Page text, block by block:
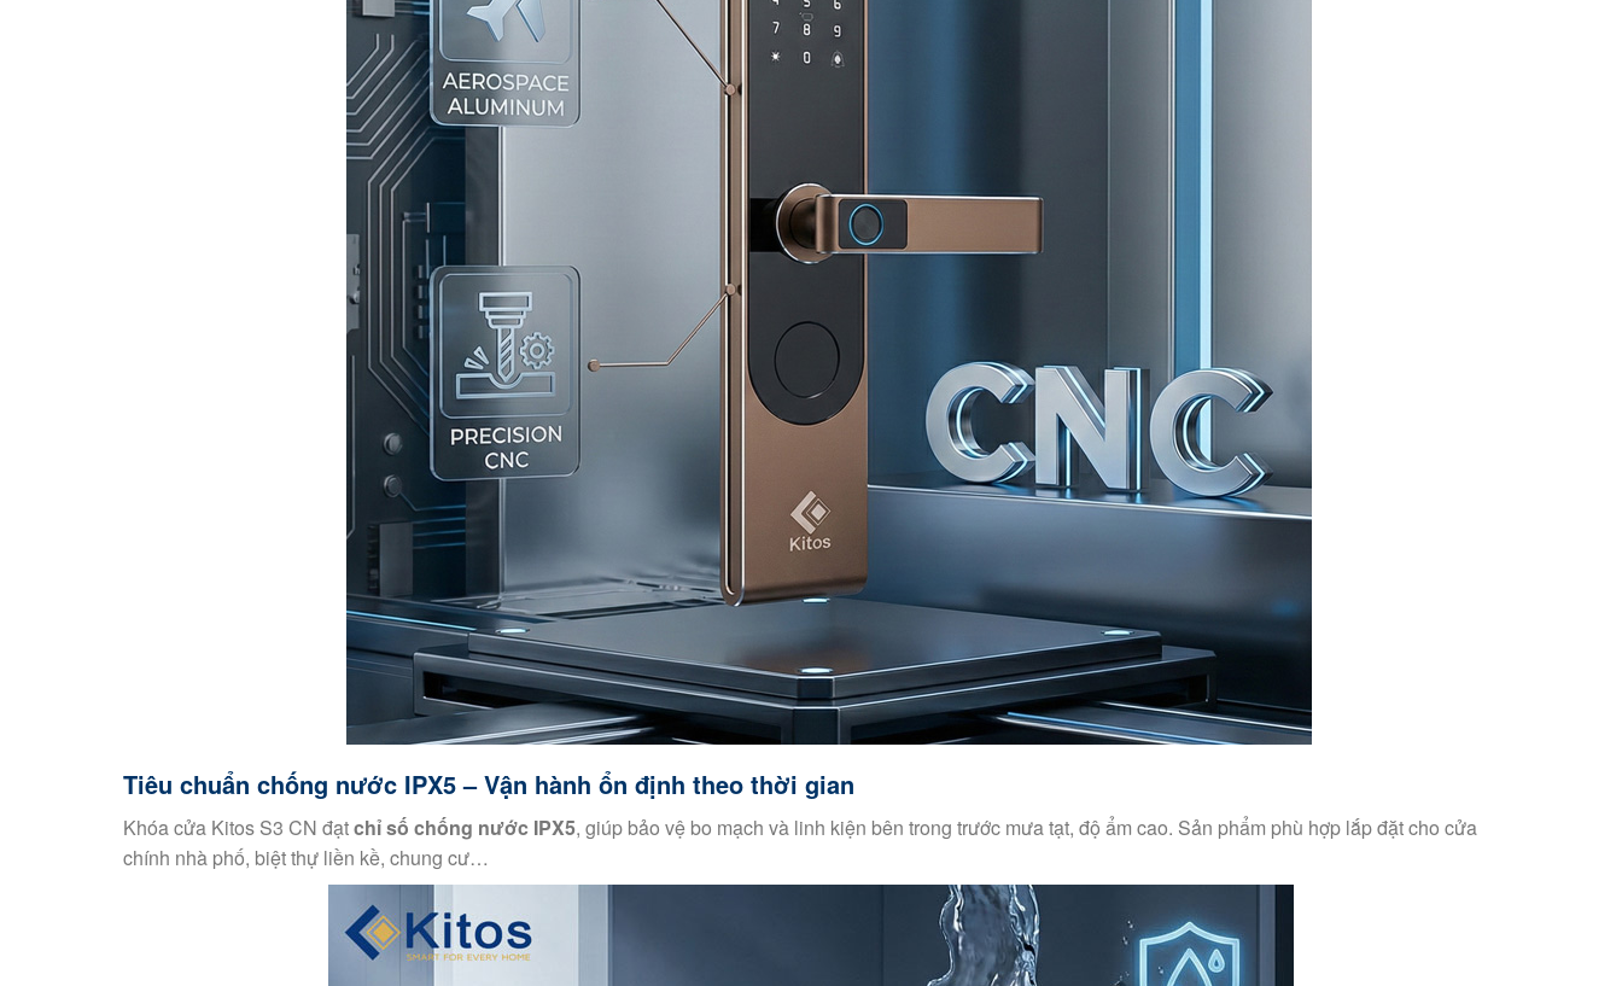
Tiêu chuẩn chống nước IPX5 – Vận hành ổn định theo thời gian
Khóa cửa Kitos S3 CN đạtchỉ số chống nước IPX5, giúp bảo vệ bo mạch và linh kiện bên trong trước mưa tạt, độ ẩm cao. Sản phẩm phù hợp lắp đặt cho cửa
chính nhà phố, biệt thự liền kề, chung cư…